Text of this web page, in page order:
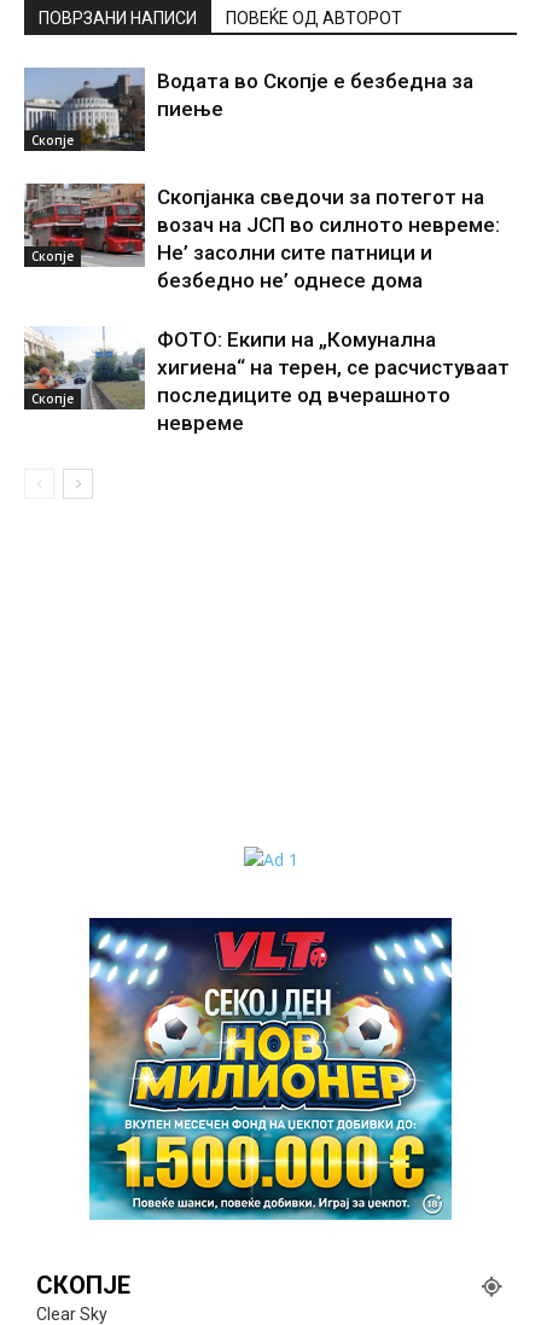
ПОВРЗАНИ НАПИСИ ПОВЕЌЕ ОД АВТОРОТ
Скопје
Водата во Скопје е безбедна за
пиење
Скопје
Скопјанка сведочи за потегот на
возач на ЈСП во силното невреме:
Не’ засолни сите патници и
безбедно не’ однесе дома
Скопје
ФОТО: Екипи на „Комунална
хигиена“ на терен, се расчистуваат
последиците од вчерашното
невреме